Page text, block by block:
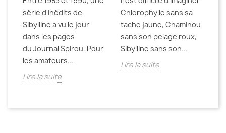
série d'inédits de
Sibylline a vu le jour
dans les pages
du Journal Spirou. Pour
les amateurs...
Lire la suite
Chlorophylle sans sa
tache jaune, Chaminou
sans son pelage roux,
Sibylline sans son...
Lire la suite